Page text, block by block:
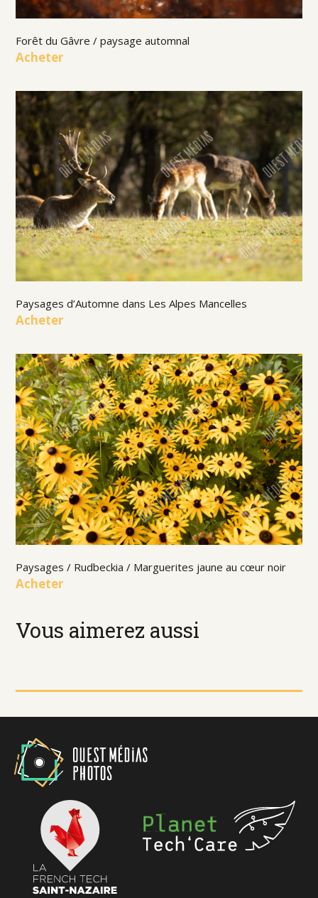
Vous aimerez aussi
Forêt du Gâvre / paysage automnal
Acheter
Paysages d’Automne dans Les Alpes Mancelles
Acheter
Paysages / Rudbeckia / Marguerites jaune au cœur noir
Acheter